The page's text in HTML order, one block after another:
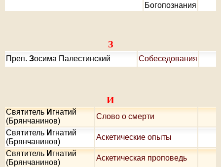
Богопознания
З
Преп. Зосима Палестинский Собеседования
И
СвятительИгнатий
(Брянчанинов)
Слово о смерти
Святитель И гнатий
(Брянчанинов)
Аскетические опыты
СвятительИгнатий
(Брянчанинов)
Аскетическая проповедь